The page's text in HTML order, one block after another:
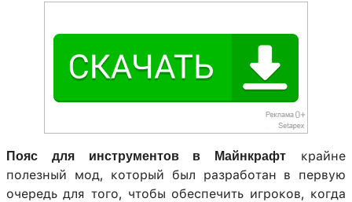
Пояс для инструментов в Майнкрафт крайне
полезный мод, который был разработан в первую
очередь для того, чтобы обеспечить игроков, когда